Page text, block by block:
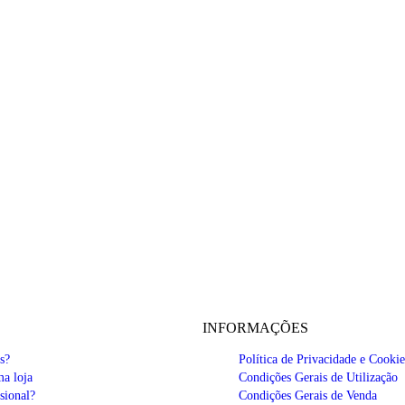
loja
INFORMAÇÕES
Política de Privacidade e
Condições Gerais de Utilização
Condições Gerais de Venda